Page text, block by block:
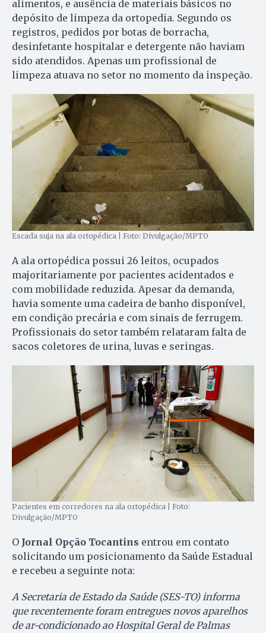
alimentos, e ausência de materiais básicos no
depósito de limpeza da ortopedia. Segundo os
registros, pedidos por botas de borracha,
desinfetante hospitalar e detergente não haviam
sido atendidos. Apenas um profissional de
limpeza atuava no setor no momento da inspeção.
Escada suja na ala ortopédica | Foto: Divulgação/MPTO
A ala ortopédica possui 26 leitos, ocupados
majoritariamente por pacientes acidentados e
com mobilidade reduzida. Apesar da demanda,
havia somente uma cadeira de banho disponível,
em condição precária e com sinais de ferrugem.
Profissionais do setor também relataram falta de
sacos coletores de urina, luvas e seringas.
Pacientes em corredores na ala ortopédica | Foto:
Divulgação/MPTO
O Jornal Opção Tocantins entrou em contato
solicitando um posicionamento da Saúde Estadual
e recebeu a seguinte nota:
A Secretaria de Estado da Saúde (SES-TO) informa
que recentemente foram entregues novos aparelhos
de ar-condicionado ao Hospital Geral de Palmas